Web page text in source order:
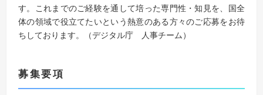
す。これまでのご経験を通して培った専門性・知見を、国全
体の領域で役立てたいという熱意のある方々のご応募をお待
ちしております。（デジタル庁 人事チーム）
募集要項